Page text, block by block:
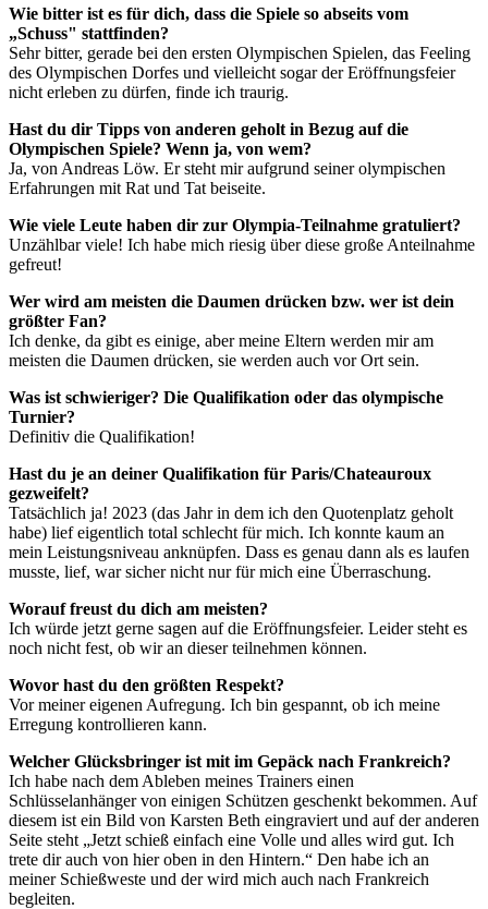
Wie bitter ist es für dich, dass die Spiele so abseits vom
„Schuss" stattfinden?
Sehr bitter, gerade bei den ersten Olympischen Spielen, das Feeling
des Olympischen Dorfes und vielleicht sogar der Eröffnungsfeier
nicht erleben zu dürfen, finde ich traurig.
Hast du dir Tipps von anderen geholt in Bezug auf die
Olympischen Spiele? Wenn ja, von wem?
Ja, von Andreas Löw. Er steht mir aufgrund seiner olympischen
Erfahrungen mit Rat und Tat beiseite.
Wie viele Leute haben dir zur Olympia-Teilnahme gratuliert?
Unzählbar viele! Ich habe mich riesig über diese große Anteilnahme
gefreut!
Wer wird am meisten die Daumen drücken bzw. wer ist dein
größter Fan?
Ich denke, da gibt es einige, aber meine Eltern werden mir am
meisten die Daumen drücken, sie werden auch vor Ort sein.
Was ist schwieriger? Die Qualifikation oder das olympische
Turnier?
Definitiv die Qualifikation!
Hast du je an deiner Qualifikation für Paris/Chateauroux
gezweifelt?
Tatsächlich ja! 2023 (das Jahr in dem ich den Quotenplatz geholt
habe) lief eigentlich total schlecht für mich. Ich konnte kaum an
mein Leistungsniveau anknüpfen. Dass es genau dann als es laufen
musste, lief, war sicher nicht nur für mich eine Überraschung.
Worauf freust du dich am meisten?
Ich würde jetzt gerne sagen auf die Eröffnungsfeier. Leider steht es
noch nicht fest, ob wir an dieser teilnehmen können.
Wovor hast du den größten Respekt?
Vor meiner eigenen Aufregung. Ich bin gespannt, ob ich meine
Erregung kontrollieren kann.
Welcher Glücksbringer ist mit im Gepäck nach Frankreich?
Ich habe nach dem Ableben meines Trainers einen
Schlüsselanhänger von einigen Schützen geschenkt bekommen. Auf
diesem ist ein Bild von Karsten Beth eingraviert und auf der anderen
Seite steht „Jetzt schieß einfach eine Volle und alles wird gut. Ich
trete dir auch von hier oben in den Hintern.“ Den habe ich an
meiner Schießweste und der wird mich auch nach Frankreich
begleiten.